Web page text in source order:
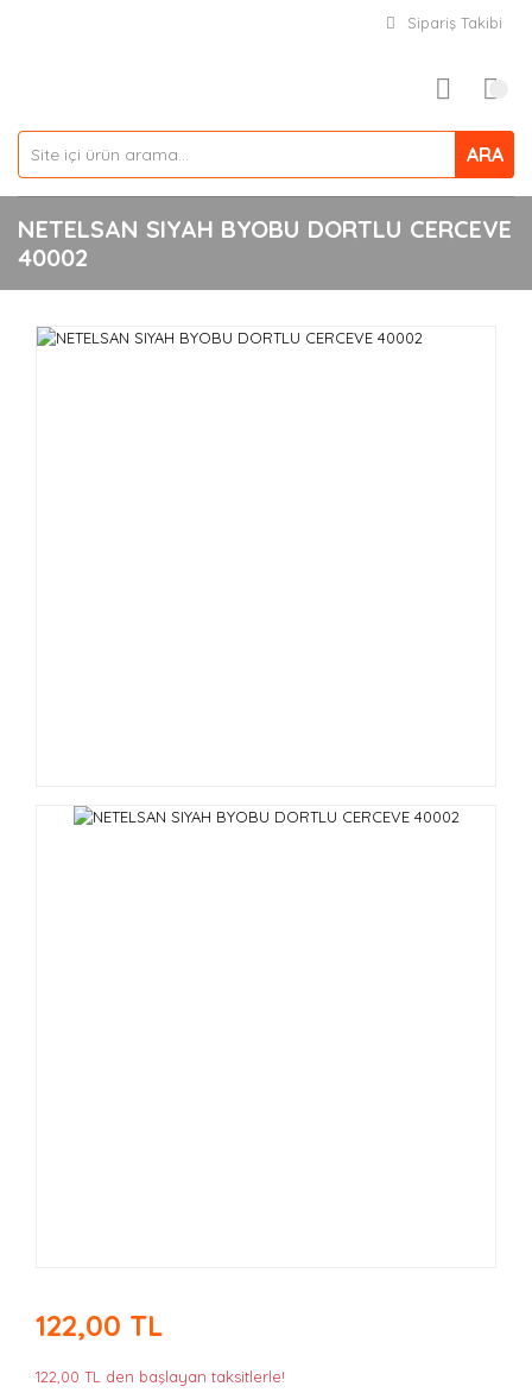
Sipariş Takibi
ARA
NETELSAN SIYAH BYOBU DORTLU CERCEVE
40002
122,00 TL
122,00 TL den başlayan taksitlerle!